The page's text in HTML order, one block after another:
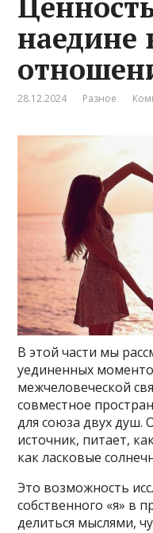
наедине
28.12.2024 Разное
В этой части мы
уединенных
межчеловеческой
совместное
для союза двух душ.
источник, питает,
как ласковые
Это возможность
собственного «я» в
делиться мыслями,